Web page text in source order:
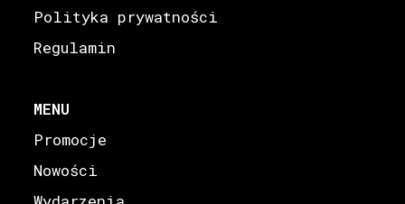
Polityka prywatności
Regulamin
MENU
Promocje
Nowości